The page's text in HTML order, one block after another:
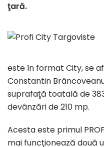
ţară.
este în format City, se
Constantin
suprafaţă toatală de
devânzări de 210 mp.
Acesta este primul
mai funcţionează două